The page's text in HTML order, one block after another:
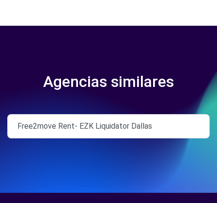
Agencias similares
Free2move Rent- EZK Liquidator Dallas